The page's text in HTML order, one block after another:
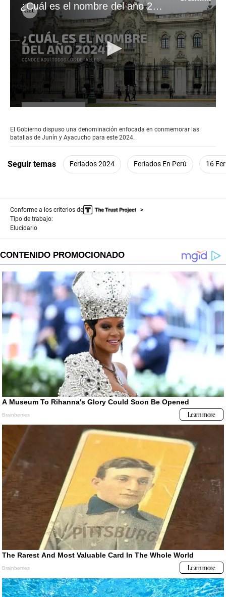
¿Cuál es el nombre del año 2024 en el Perú?
of
2
seconds
El Gobierno dispuso una denominación enfocada en conmemorar las
batallas de Junín y Ayacucho para este 2024.
Seguir temas Feriados 2024 Feriados En Perú 16
Conforme a los criterios de
Tipo de trabajo:
Elucidario